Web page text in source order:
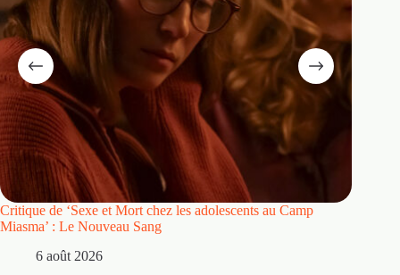
Critique de ‘Sexe et Mort chez les adolescents au Camp
Miasma’ : Le Nouveau Sang
6 août 2026